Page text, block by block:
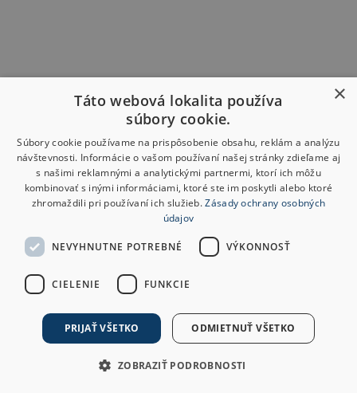
×
Táto webová lokalita používa
súbory cookie.
Súbory cookie používame na prispôsobenie obsahu, reklám a analýzu
návštevnosti. Informácie o vašom používaní našej stránky zdieľame aj
s našimi reklamnými a analytickými partnermi, ktorí ich môžu
kombinovať s inými informáciami, ktoré ste im poskytli alebo ktoré
zhromaždili pri používaní ich služieb.Zásady ochrany osobných
údajov
NEVYHNUTNE POTREBNÉ VÝKONNOSŤ
CIELENIE FUNKCIE
PRIJAŤ VŠETKO ODMIETNUŤ VŠETKO
ZOBRAZIŤ PODROBNOSTI